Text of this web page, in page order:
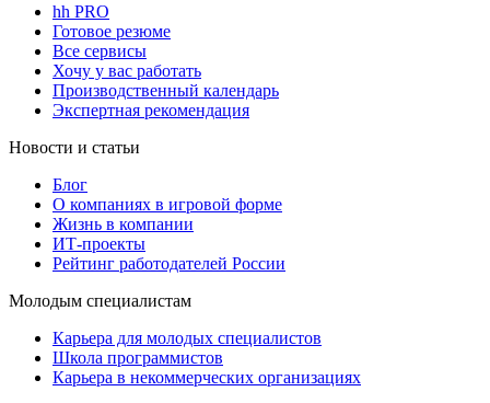
hh PRO
Готовое резюме
Все сервисы
Хочу у вас работать
Производственный календарь
Экспертная рекомендация
Новости и статьи
Блог
О компаниях в игровой форме
Жизнь в компании
ИТ-проекты
Рейтинг работодателей России
Молодым специалистам
Карьера для молодых специалистов
Школа программистов
Карьера в некоммерческих организациях